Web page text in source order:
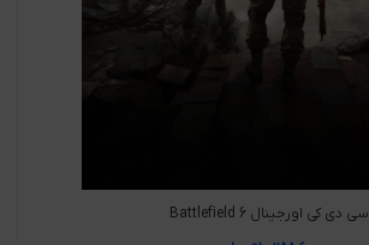
سی دی کی اورجینال Battlefield 6